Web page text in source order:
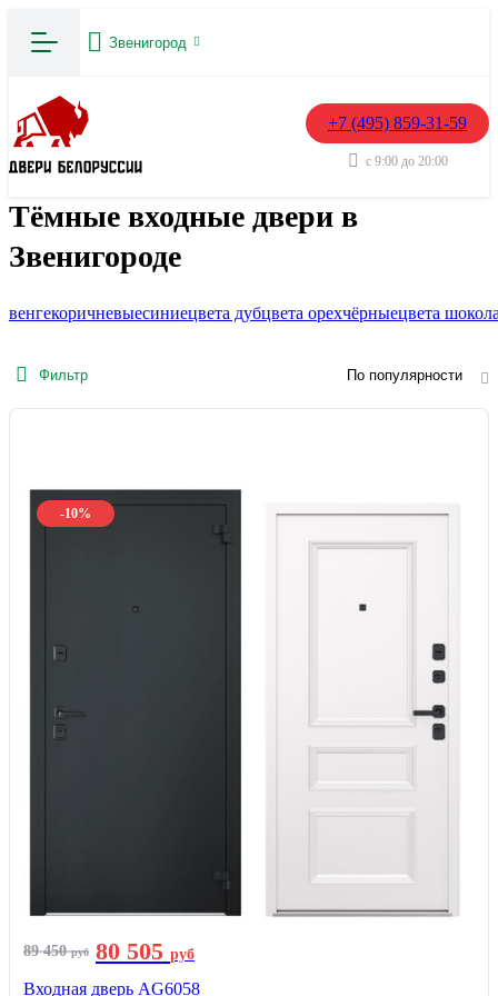
Звенигород
+7 (495) 859-31-59
с 9:00 до 20:00
Тёмные входные двери в
Звенигороде
венгекоричневыесиниецвета дубцвета орехчёрныецвета
Фильтр По популярности
-10%
89 450руб 80 505 руб
Входная дверь AG6058